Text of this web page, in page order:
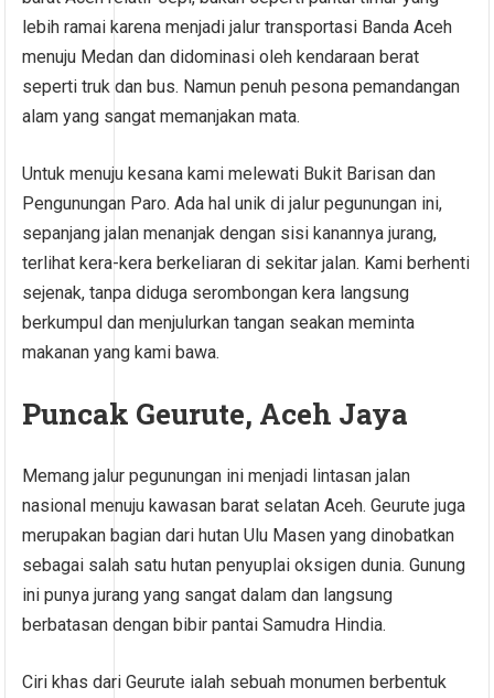
lebih ramai karena menjadi jalur transportasi Banda Aceh
menuju Medan dan didominasi oleh kendaraan berat
seperti truk dan bus. Namun penuh pesona pemandangan
alam yang sangat memanjakan mata.
Untuk menuju kesana kami melewati Bukit Barisan dan
Pengunungan Paro. Ada hal unik di jalur pegunungan ini,
sepanjang jalan menanjak dengan sisi kanannya jurang,
terlihat kera-kera berkeliaran di sekitar jalan. Kami berhenti
sejenak, tanpa diduga serombongan kera langsung
berkumpul dan menjulurkan tangan seakan meminta
makanan yang kami bawa.
Puncak Geurute, Aceh Jaya
Memang jalur pegunungan ini menjadi lintasan jalan
nasional menuju kawasan barat selatan Aceh. Geurute juga
merupakan bagian dari hutan Ulu Masen yang dinobatkan
sebagai salah satu hutan penyuplai oksigen dunia. Gunung
ini punya jurang yang sangat dalam dan langsung
berbatasan dengan bibir pantai Samudra Hindia.
Ciri khas dari Geurute ialah sebuah monumen berbentuk